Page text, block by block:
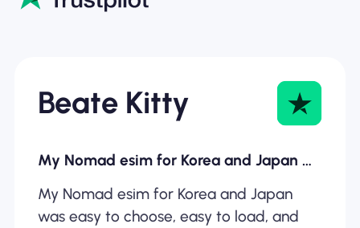
Beate Kitty
My Nomad esim for Korea and Japan was…
My Nomad esim for Korea and Japan
was easy to choose, easy to load, and